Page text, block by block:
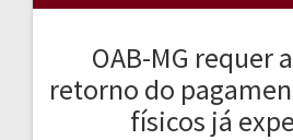
OAB-MG requer
retorno do
físicos já